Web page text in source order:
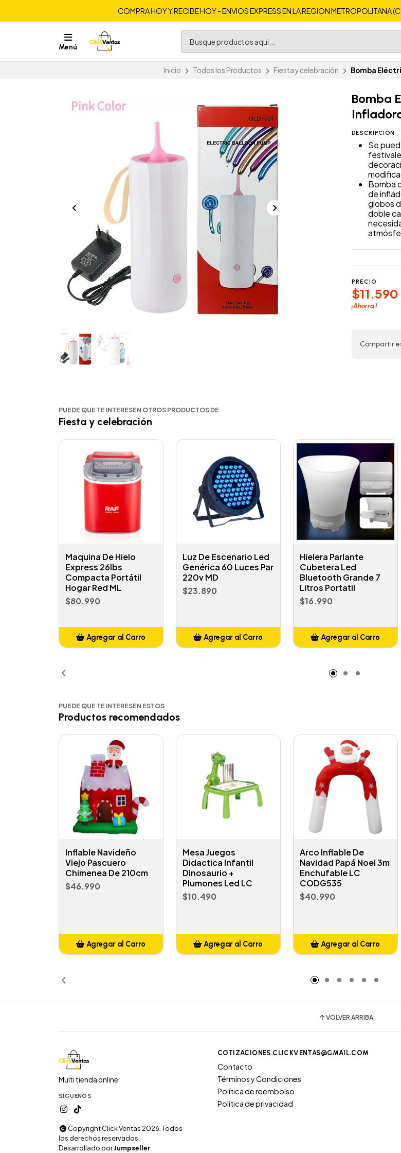
COMPRA HOY Y RECIBE HOY - ENVIOS EXPRESS EN LA REGION METROPOLITANA
Menú
Inicio Todos los Productos Fiesta y celebración Bomba
Bomba
DESCRIPCIÓN
Se
Bomba
de
globos
doble
PRECIO
$11.590
¡Ahorra!
Compartir
PUEDE QUE TE INTERESEN OTROS PRODUCTOS DE
Fiesta y celebración
Maquina De Hielo
Express 26lbs
Compacta Portátil
Hogar Red ML
$80.990
Agregar al Carro
Luz De Escenario Led
Genérica 60 Luces Par
220v MD
$23.890
Agregar al Carro
Hielera Parlante
Cubetera Led
Bluetooth Grande 7
Litros Portatil
$16.990
Agregar al Carro
PUEDE QUE TE INTERESEN ESTOS
Productos recomendados
Inflable Navideño
Viejo Pascuero
Chimenea De 210cm
$46.990
Agregar al Carro
Mesa Juegos
Didactica Infantil
Dinosaurio +
Plumones Led LC
$10.490
Agregar al Carro
Arco Inflable De
Navidad Papá Noel 3m
Enchufable LC
CODG535
$40.990
Agregar al Carro
VOLVER ARRIBA
Multi tienda online
SÍGUENOS
Copyright Click Ventas 2026. Todos
los derechos reservados.
Desarrollado porJumpseller.
COTIZACIONES.CLICKVENTAS@GMAIL.COM
Contacto
Términos y Condiciones
Política de reembolso
Política de privacidad